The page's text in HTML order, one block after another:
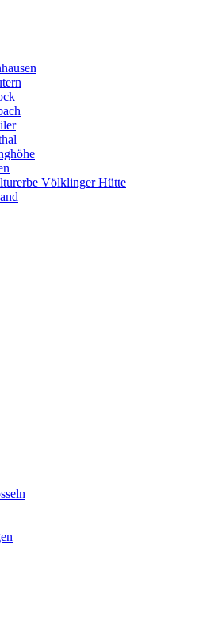
Völklinger Hütte